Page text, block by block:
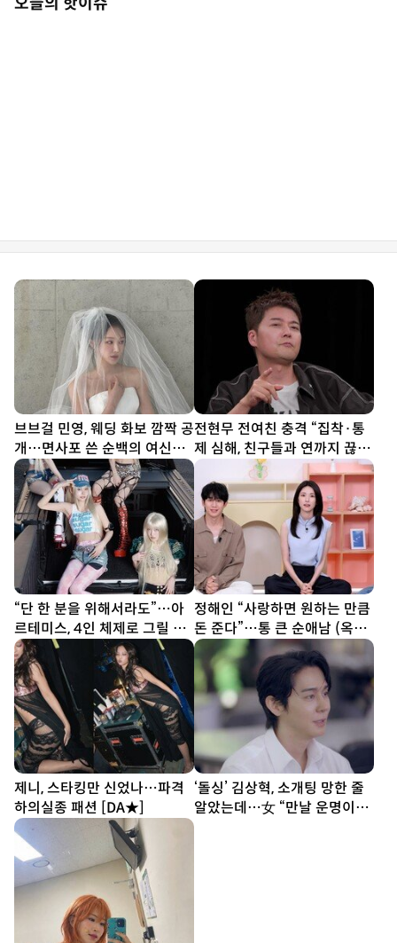
브브걸 민영, 웨딩 화보 깜짝 공
개…면사포 쓴 순백의 여신
[DA★]
전현무 전여친 충격 “집착·통
제 심해, 친구들과 연까지 끊
어” (내사패)
“단 한 분을 위해서라도”…아
르테미스, 4인 체제로 그릴 신
보 ‘Hyper-Ego’
정해인 “사랑하면 원하는 만큼
돈 준다”…통 큰 순애남 (옥문
아)
제니, 스타킹만 신었나…파격
하의실종 패션 [DA★]
‘돌싱’ 김상혁, 소개팅 망한 줄
알았는데…女 “만날 운명이었